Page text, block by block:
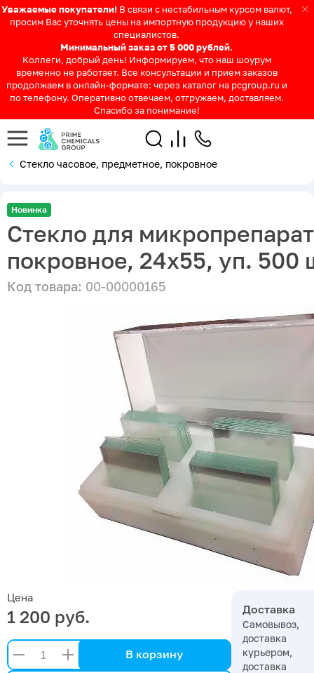
Уважаемые покупатели! В связи с нестабильным курсом валют,
просим Вас уточнять цены на импортную продукцию у наших
специалистов.
Минимальный заказ от 5 000 рублей.
Коллеги, добрый день! Информируем, что наш шоурум
временно не работает. Все консультации и прием заказов
продолжаем в онлайн-формате: через каталог на pcgroup.ru и
по телефону. Оперативно отвечаем, отгружаем, доставляем.
Спасибо за понимание!
Стекло часовое, предметное, покровное
Новинка
Стекло для
покровное, 24х55, уп. 500
Код товара: 00-00000165
Цена
1 200 руб.
В корзину
Доставка
Самовывоз,
доставка
курьером,
доставка